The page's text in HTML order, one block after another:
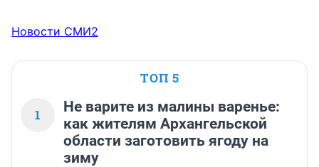
Новости СМИ2
ТОП 5
1
Не варите из малины варенье:
как жителям Архангельской
области заготовить ягоду на
зиму